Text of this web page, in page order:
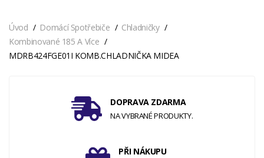
Úvod Domácí Spotřebiče
Chladničky
Kombinované 185 A Více
MDRB424FGE01I KOMB.CHLADNIČKA MIDEA
DOPRAVA ZDARMA
NA VYBRANÉ PRODUKTY.
PŘI NÁKUPU